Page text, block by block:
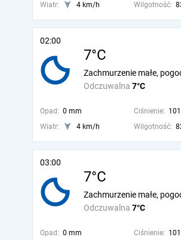
Wiatr:
4 km/h Wilgotność:
02:00
7°C
Odczuwalna 7°C
Zachmurzenie małe,
Opad: 0 mm Ciśnienie:
Wiatr:
4 km/h Wilgotność:
03:00
7°C
Odczuwalna 7°C
Zachmurzenie małe,
Opad: 0 mm Ciśnienie: